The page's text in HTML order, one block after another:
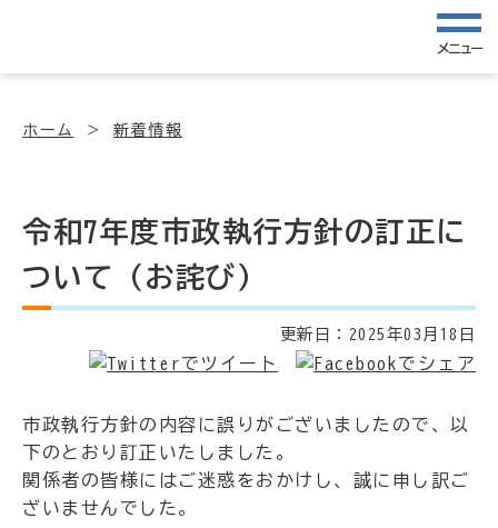
メニュー
ホーム 新着情報
令和7年度市政執行方針の訂正に
ついて（お詫び）
更新日： 2025年03月18日
市政執行方針の内容に誤りがございましたので、以
下のとおり訂正いたしました。
関係者の皆様にはご迷惑をおかけし、誠に申し訳ご
ざいませんでした。